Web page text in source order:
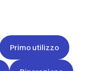
Primo utilizzo